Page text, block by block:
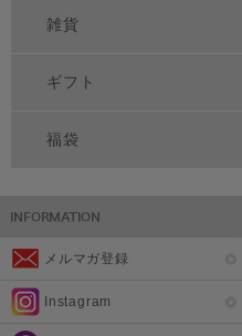
雑貨
ギフト
福袋
メルマガ登録
Instagram